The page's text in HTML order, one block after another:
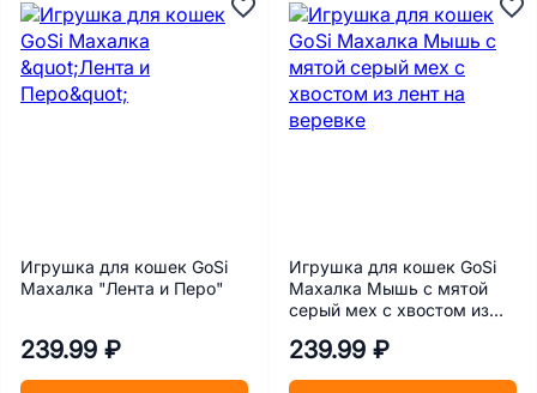
Игрушка для кошек GoSi
Махалка "Лента и Перо"
239.99 ₽
Игрушка для кошек GoSi
Махалка Мышь с мятой
серый мех с хвостом из
239.99 ₽